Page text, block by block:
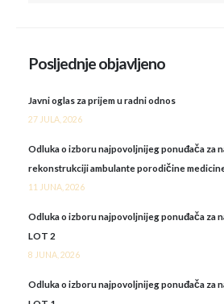
Posljednje objavljeno
Javni oglas za prijem u radni odnos
27 JULA, 2026
Odluka o izboru najpovoljnijeg ponuđača za
rekonstrukciji ambulante porodičine
11 JUNA, 2026
Odluka o izboru najpovoljnijeg ponuđača za
LOT 2
8 JUNA, 2026
Odluka o izboru najpovoljnijeg ponuđača za